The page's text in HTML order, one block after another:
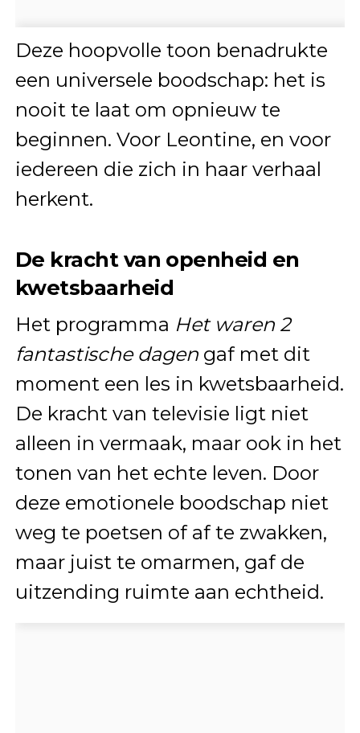
Deze hoopvolle toon benadrukte
een universele boodschap: het is
nooit te laat om opnieuw te
beginnen. Voor Leontine, en voor
iedereen die zich in haar verhaal
herkent.
De kracht van openheid en
kwetsbaarheid
Het programma Het waren 2
fantastische dagengaf met dit
moment een les in kwetsbaarheid.
De kracht van televisie ligt niet
alleen in vermaak, maar ook in het
tonen van het echte leven. Door
deze emotionele boodschap niet
weg te poetsen of af te zwakken,
maar juist te omarmen, gaf de
uitzending ruimte aan echtheid.